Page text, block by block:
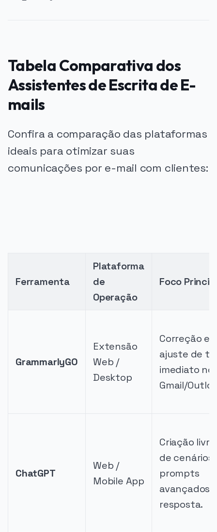
Tabela Comparativa dos
Assistentes de Escrita de E-
mails
Confira a comparação das plataformas
ideais para otimizar suas
comunicações por e-mail com clientes:
Ferramenta
Plataforma
de
Operação
Foco
GrammarlyGO
Extensão
Web /
Desktop
Correção e
ajuste de
imediato no
Gmail/
ChatGPT
Web /
Mobile App
Criação livre
de cenários
prompts
avançados
resposta.